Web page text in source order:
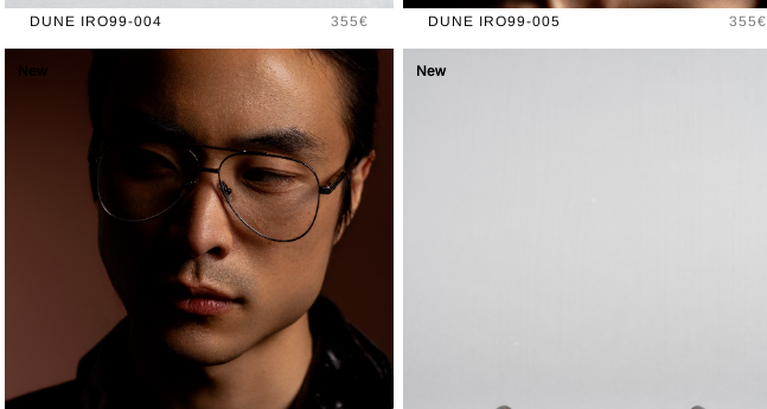
DUNE IRO99-004 Prix
355€ DUNE IRO99-005 Prix
355€
New New